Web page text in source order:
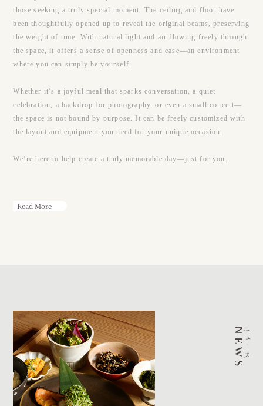
those seeking a truly special moment. The ceiling and floor have
been thoughtfully opened up to reveal the original beams, preserving
the weight of time. With natural light and air flowing freely through
the space, it offers a sense of openness and ease—an environment
where you can simply be yourself.
Whether it’s a joyful meal that sparks conversation, a quiet
celebration, a backdrop for photography, or even a small concert—
the space is not bound by purpose. It can be freely customized with
the layout and equipment you need for your unique occasion.
We’re here to help create a truly memorable day—just for you.
Read More
ニュース
NEWS